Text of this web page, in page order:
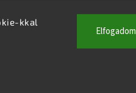
kkal
Elfogadom